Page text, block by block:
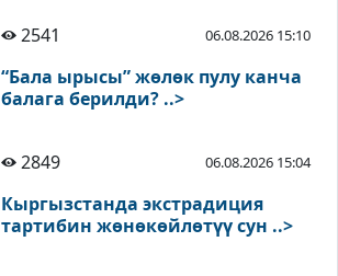
2541 06.08.2026 15:10
“Бала ырысы” жөлөк пулу канча
балага берилди? ..>
2849 06.08.2026 15:04
Кыргызстанда экстрадиция
тартибин жөнөкөйлөтүү сун ..>